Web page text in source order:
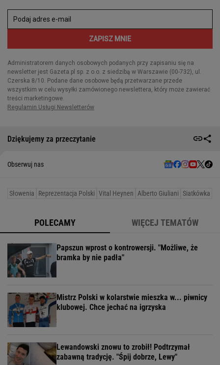
Dziękujemy za przeczytanie
Obserwuj nas
Słowenia Reprezentacja Polski Vital Heynen Alberto Giuliani Siatkówka
POLECAMY WIĘCEJ TEMATÓW
Papszun wprost o kontrowersji. "Możliwe, że
bramka by nie padła"
Mistrz Polski w kolarstwie mieszka w... piwnicy
klubowej. Chce jechać na igrzyska
Lewandowski znowu to zrobił! Podtrzymał
zabawną tradycję. "Śpij dobrze, Lewy"